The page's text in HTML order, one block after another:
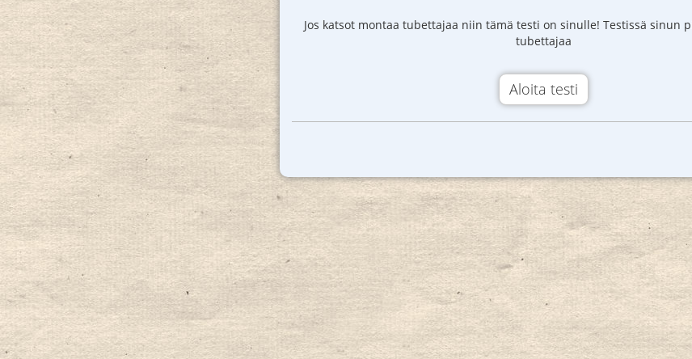
Jos katsot montaa tubettajaa niin tämä testi on sinulle! Testissä sinun
tubettajaa
Aloita testi